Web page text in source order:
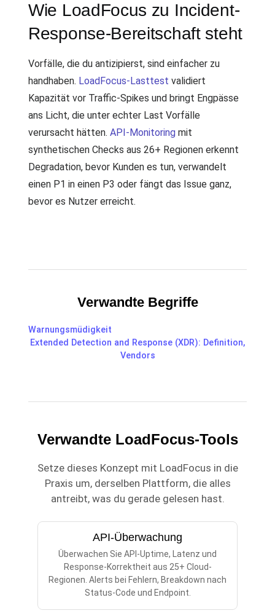
Wie LoadFocus zu Incident-
Response-Bereitschaft steht
Vorfälle, die du antizipierst, sind einfacher zu
handhaben. LoadFocus-Lasttest validiert
Kapazität vor Traffic-Spikes und bringt Engpässe
ans Licht, die unter echter Last Vorfälle
verursacht hätten. API-Monitoring mit
synthetischen Checks aus 26+ Regionen erkennt
Degradation, bevor Kunden es tun, verwandelt
einen P1 in einen P3 oder fängt das Issue ganz,
bevor es Nutzer erreicht.
Verwandte Begriffe
Warnungsmüdigkeit
Extended Detection and Response (XDR): Definition,
Vendors
Verwandte LoadFocus-Tools
Setze dieses Konzept mit LoadFocus in die
Praxis um, derselben Plattform, die alles
antreibt, was du gerade gelesen hast.
API-Überwachung
Überwachen Sie API-Uptime, Latenz und
Response-Korrektheit aus 25+ Cloud-
Regionen. Alerts bei Fehlern, Breakdown nach
Status-Code und Endpoint.